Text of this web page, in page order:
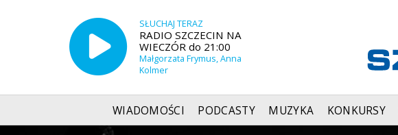
SŁUCHAJ TERAZ
RADIO SZCZECIN NA
WIECZÓR do 21:00
Małgorzata Frymus, Anna
Kolmer
WIADOMOŚCI PODCASTY MUZYKA KONKURSY